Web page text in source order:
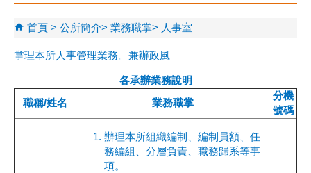
首頁 公所簡介 業務職掌 人事室
掌理本所人事管理業務。兼辦政風
各承辦業務說明
職稱/姓名
業務職掌
分機
號碼
辦理本所組織編制、編制員額、任
務編組、分層負責、職務歸系等事
項。